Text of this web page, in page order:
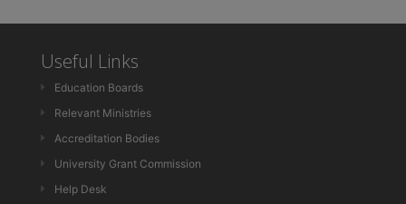
Useful Links
Education Boards
Relevant Ministries
Accreditation Bodies
University Grant Commission
Help Desk